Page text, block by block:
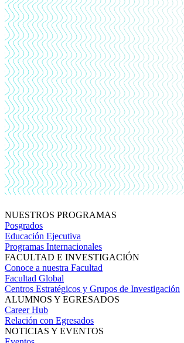
NUESTROS PROGRAMAS
Posgrados
Educación Ejecutiva
Programas Internacionales
FACULTAD E INVESTIGACIÓN
Conoce a nuestra Facultad
Facultad Global
Centros Estratégicos y Grupos de Investigación
ALUMNOS Y EGRESADOS
Career Hub
Relación con Egresados
NOTICIAS Y EVENTOS